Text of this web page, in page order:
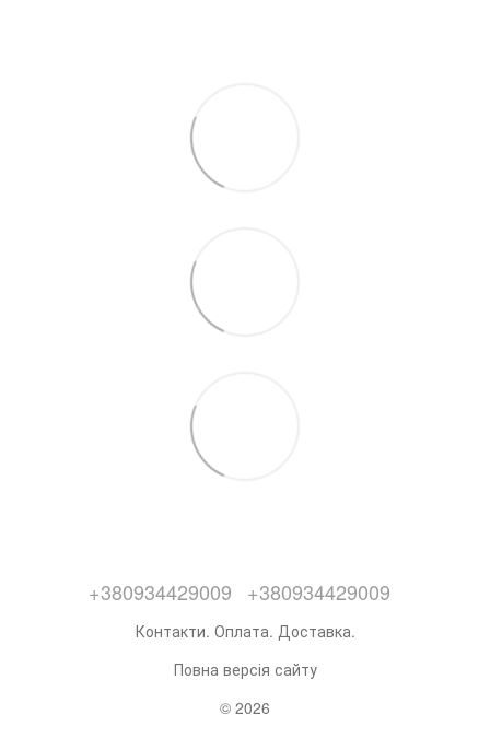
+380934429009 +380934429009
Контакти. Оплата. Доставка.
Повна версія сайту
© 2026